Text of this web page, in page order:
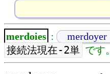
merdoies : merdoyer
接続法現在-2単 です。